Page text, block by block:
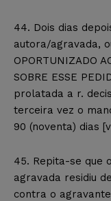
44. Dois dias
autora/agravada,
OPORTUNIZADO
SOBRE ESSE
prolatada a r.
terceira vez o
90 (noventa) dias
45. Repita-se que
agravada residiu
contra o